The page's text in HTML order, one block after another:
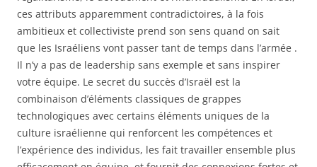
ces attributs apparemment contradictoires, à la fois
ambitieux et collectiviste prend son sens quand on sait
que les Israéliens vont passer tant de temps dans l’armée .
Il n’y a pas de leadership sans exemple et sans inspirer
votre équipe. Le secret du succès d’Israël est la
combinaison d’éléments classiques de grappes
technologiques avec certains éléments uniques de la
culture israélienne qui renforcent les compétences et
l’expérience des individus, les fait travailler ensemble plus